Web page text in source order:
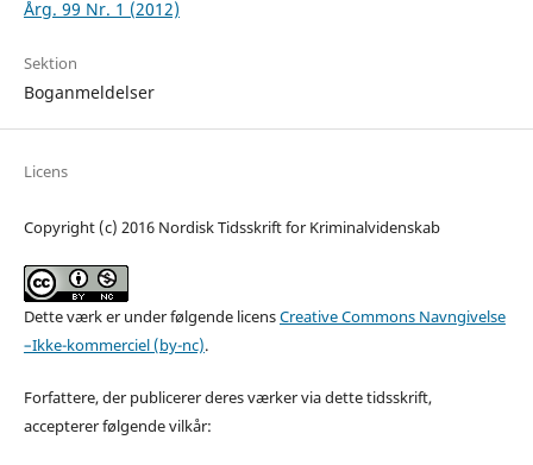
Årg. 99 Nr. 1 (2012)
Sektion
Boganmeldelser
Licens
Copyright (c) 2016 Nordisk Tidsskrift for Kriminalvidenskab
Dette værk er under følgende licensCreative Commons Navngivelse
–Ikke-kommerciel (by-nc).
Forfattere, der publicerer deres værker via dette tidsskrift,
accepterer følgende vilkår: